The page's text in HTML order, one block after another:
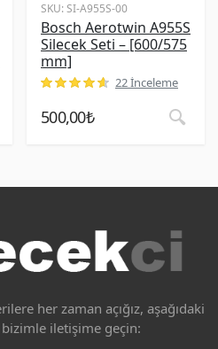
SKU:SI-A955S-00
Bosch Aerotwin A955S
Silecek Seti – [600/575
mm]
22 İnceleme
500,00₺
her zaman açığız, aşağıdaki
iletişime geçin: